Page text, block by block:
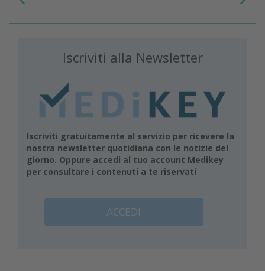
Iscriviti alla Newsletter
Iscriviti gratuitamente al servizio per ricevere la
nostra newsletter quotidiana con le notizie del
giorno. Oppure accedi al tuo account Medikey
per consultare i contenuti a te riservati
ACCEDI